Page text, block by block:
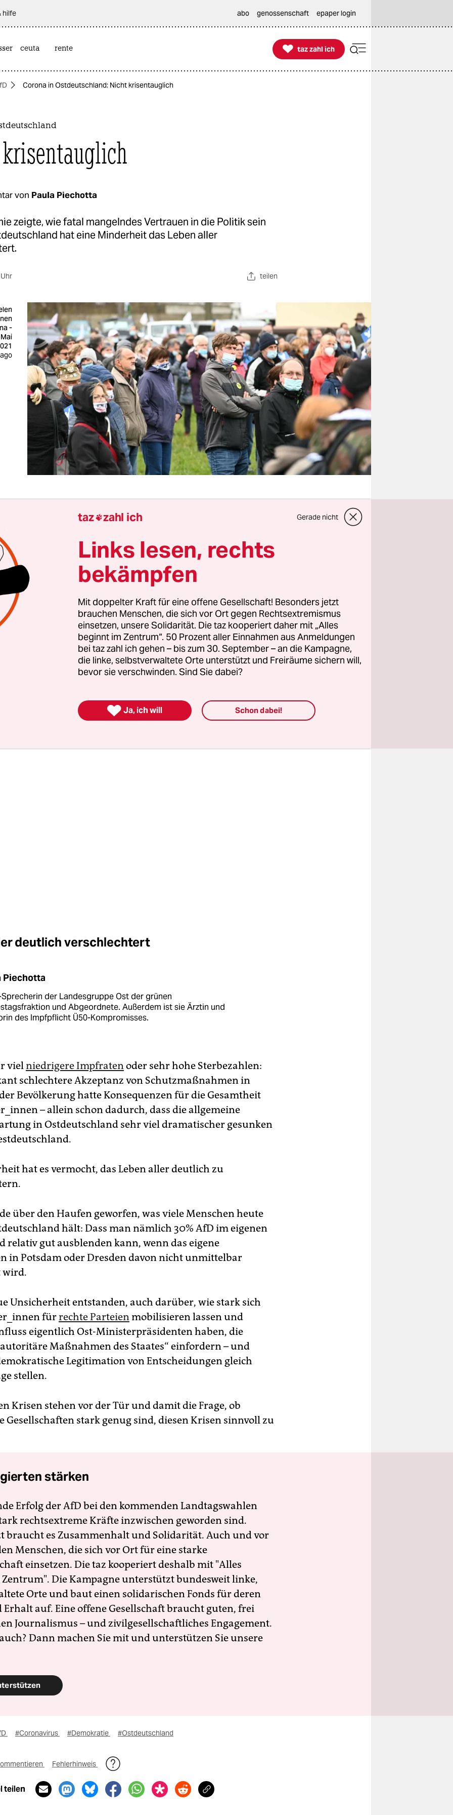
hilfe abo genossenschaft epaper login
ceuta rente 
taz zahl ich
taz zahl ich
Corona in Ostdeutschland: Nicht krisentauglich
von Paula Piechotta
zeigte, wie fatal mangelndes Vertrauen in die Politik sein
hat eine Minderheit das Leben aller
teilen
-
nach dem ersten Lockdown ist es verständlich, dass
einen Schlussstrich unter alle Corona-Debatten ziehen
Doch die Pandemie hat uns im Osten vor Augen
mangelndes Vertrauen in Politik und fehlende
demokratischer Entscheidungen in einer Krise
werden. Sindostdeutsche Gesellschaften in
überhaupt noch ausreichend handlungsfähig?
niemanden, dass die Stärke rechter Parteien und das
in Politik das Regieren in Ostdeutschland generell
machen. Aber am Ende wählen auch in allen ostdeutschen
vertrauen, dass ihr Lebensalltag nicht unmittelbar von
wird. Das war mit Corona anders.
deutlich verschlechtert
Piechotta
der Landesgruppe Ost der grünen
und Abgeordnete. Außerdem ist sie Ärztin und
des Impfpflicht Ü50-Kompromisses.
viel niedrigere Impfraten oder sehr hohe Sterbezahlen:
schlechtere Akzeptanz von Schutzmaßnahmen in
Bevölkerung hatte Konsequenzen für die Gesamtheit
– allein schon dadurch, dass die allgemeine
in Ostdeutschland sehr viel dramatischer gesunken
hat es vermocht, das Leben aller deutlich zu
über den Haufen geworfen, was viele Menschen heute
hält: Dass man nämlich 30% AfD im eigenen
relativ gut ausblenden kann, wenn das eigene
in Potsdam oder Dresden davon nicht unmittelbar
wird.
Unsicherheit entstanden, auch darüber, wie stark sich
für rechte Parteien mobilisieren lassen und
eigentlich Ost-Ministerpräsidenten haben, die
Maßnahmen des Staates“ einfordern – und
Legitimation von Entscheidungen gleich
stellen.
Krisen stehen vor der Tür und damit die Frage, ob
Gesellschaften stark genug sind, diesen Krisen sinnvoll zu
stärken
Erfolg der AfD bei den kommenden Landtagswahlen
rechtsextreme Kräfte inzwischen geworden sind.
braucht es Zusammenhalt und Solidarität. Auch und vor
Menschen, die sich vor Ort für eine starke
einsetzen. Die taz kooperiert deshalb mit "Alles
Die Kampagne unterstützt bundesweit linke,
Orte und baut einen solidarischen Fonds für deren
Erhalt auf. Eine offene Gesellschaft braucht guten, frei
Journalismus – und zivilgesellschaftliches Engagement.
Dann machen Sie mit und unterstützen Sie unsere
#Coronavirus #Demokratie #Ostdeutschland
Fehlerhinweis
teilen
taz zahl ich Gerade nicht
Links lesen, rechts
bekämpfen
Mit doppelter Kraft für eine offene Gesellschaft! Besonders jetzt
brauchen Menschen, die sich vor Ort gegen Rechtsextremismus
einsetzen, unsere Solidarität. Die taz kooperiert daher mit „Alles
beginnt im Zentrum“. 50 Prozent aller Einnahmen aus Anmeldungen
bei taz zahl ich gehen – bis zum 30. September – an die Kampagne,
die linke, selbstverwaltete Orte unterstützt und Freiräume sichern will,
bevor sie verschwinden. Sind Sie dabei?
 Ja, ich will Schon dabei!